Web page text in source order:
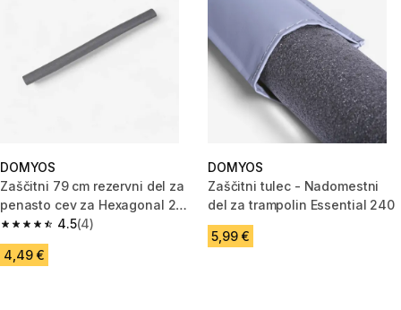
DOMYOS
Zaščitni 79 cm rezervni del za
penasto cev za Hexagonal 240
trampolin V1
4.5
4.5 od 5 zvezdic from 4 ocene
(4)
4,49 €
DOMYOS
Zaščitni tulec - Nadomestni
del za trampolin Essential 240
5,99 €